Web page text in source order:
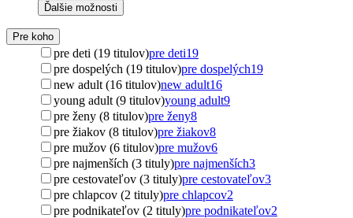
Ďalšie možnosti
Pre koho
pre deti (19 titulov)pre deti19
pre dospelých (19 titulov)pre dospelých19
new adult (16 titulov)new adult16
young adult (9 titulov)young adult9
pre ženy (8 titulov)pre ženy8
pre žiakov (8 titulov)pre žiakov8
pre mužov (6 titulov)pre mužov6
pre najmenších (3 tituly)pre najmenších3
pre cestovateľov (3 tituly)pre cestovateľov3
pre chlapcov (2 tituly)pre chlapcov2
pre podnikateľov (2 tituly)pre podnikateľov2